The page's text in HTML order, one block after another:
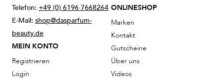
Telefon: +49 (0) 6196 7668264
E-Mail: shop@dasparfum-
beauty.de
MEIN KONTO
Registrieren
Login
ONLINESHOP
Marken
Kontakt
Gutscheine
Über uns
Videos